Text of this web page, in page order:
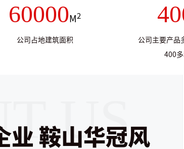
60000 M2
公司占地建筑面积 公司主要产品
400
业 鞍山华冠风